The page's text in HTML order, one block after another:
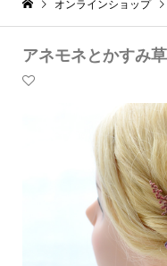
オンラインショップ
アネモネとかすみ